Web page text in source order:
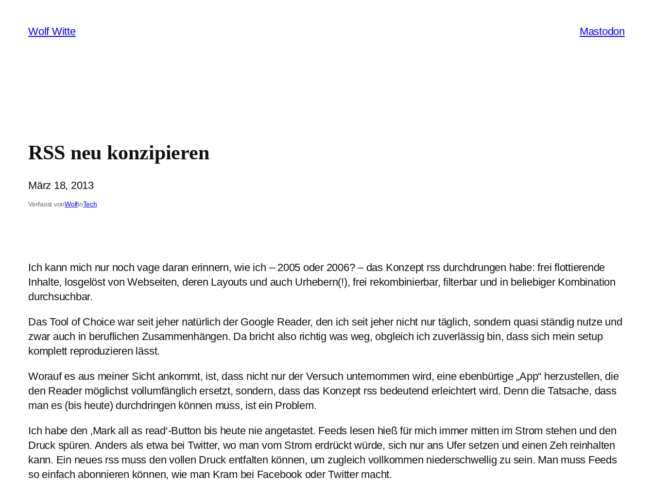
Inhalt
springen
Wolf Witte Mastodon
RSS neu konzipieren
März 18, 2013
Verfasst vonWolfinTech
Ich kann mich nur noch vage daran erinnern, wie ich – 2005 oder 2006? – das Konzept rss durchdrungen habe: frei flottierende
Inhalte, losgelöst von Webseiten, deren Layouts und auch Urhebern(!), frei rekombinierbar, filterbar und in beliebiger Kombination
durchsuchbar.
Das Tool of Choice war seit jeher natürlich der Google Reader, den ich seit jeher nicht nur täglich, sondern quasi ständig nutze und
zwar auch in beruflichen Zusammenhängen. Da bricht also richtig was weg, obgleich ich zuverlässig bin, dass sich mein setup
komplett reproduzieren lässt.
Worauf es aus meiner Sicht ankommt, ist, dass nicht nur der Versuch unternommen wird, eine ebenbürtige „App“ herzustellen, die
den Reader möglichst vollumfänglich ersetzt, sondern, dass das Konzept rss bedeutend erleichtert wird. Denn die Tatsache, dass
man es (bis heute) durchdringen können muss, ist ein Problem.
Ich habe den ‚Mark all as read‘-Button bis heute nie angetastet. Feeds lesen hieß für mich immer mitten im Strom stehen und den
Druck spüren. Anders als etwa bei Twitter, wo man vom Strom erdrückt würde, sich nur ans Ufer setzen und einen Zeh reinhalten
kann. Ein neues rss muss den vollen Druck entfalten können, um zugleich vollkommen niederschwellig zu sein. Man muss Feeds
so einfach abonnieren können, wie man Kram bei Facebook oder Twitter macht.